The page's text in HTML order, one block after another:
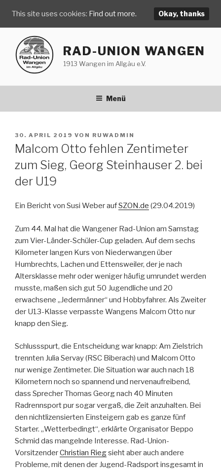
Inhalt
springen
RAD-UNION WANGEN
1913 Wangen im Allgäu e.V.
Menü
VERÖFFENTLICHT
AM
30. APRIL 2019 VON RUWADMIN
Malcom Otto fehlen Zentimeter
zum Sieg, Georg Steinhauser 2. bei
der U19
Ein Bericht von Susi Weber aufSZON.de (29.04.2019)
Zum 44. Mal hat die Wangener Rad-Union am Samstag
zum Vier-Länder-Schüler-Cup geladen. Auf dem sechs
Kilometer langen Kurs von Niederwangen über
Humbrechts, Lachen und Ettensweiler, der je nach
Altersklasse mehr oder weniger häufig umrundet werden
musste, maßen sich gut 50 Jugendliche und 20
erwachsene „Jedermänner“ und Hobbyfahrer. Als Zweiter
der U13-Klasse verpasste Wangens Malcom Otto nur
knapp den Sieg.
Schlussspurt, die Entscheidung war knapp: Am Zielstrich
trennten Julia Servay (RSC Biberach) und Malcom Otto
nur wenige Zentimeter. Die Situation war auch nach 18
Kilometern noch so spannend und nervenaufreibend,
dass Sprecher Thomas Georg nach 40 Minuten
Radrennsport pur sogar vergaß, die Zeit anzuhalten. Bei
den nichtlizensierten Einsteigern gab es ganze fünf
Starter. „Wetterbedingt“, erklärte Organisator Beppo
Schmid das mangelnde Interesse. Rad-Union-
VorsitzenderChristian Riegsieht aber auch andere
Probleme, mit denen der Jugend-Radsport insgesamt in
This site uses cookies: Find out more. Okay, thanks